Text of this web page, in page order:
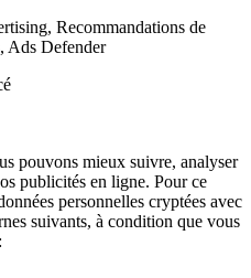
Recommandations de
Ads Defender
pouvons mieux suivre, analyser
publicités en ligne. Pour ce
personnelles cryptées avec
suivants, à condition que vous